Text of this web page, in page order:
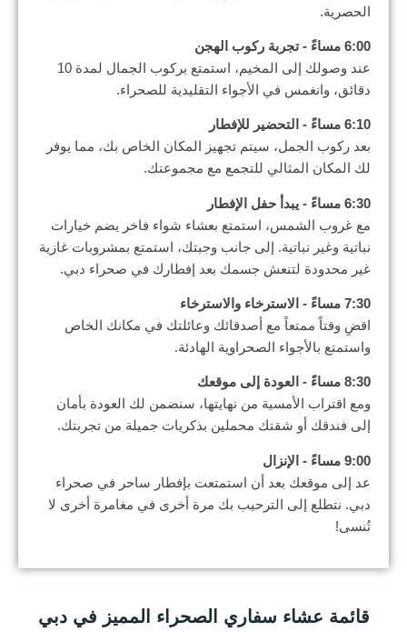
الحصرية.
6:00 مساءً - تجربة ركوب الهجن
عند وصولك إلى المخيم، استمتع بركوب الجمال لمدة 10
دقائق، وانغمس في الأجواء التقليدية للصحراء.
6:10 مساءً - التحضير للإفطار
بعد ركوب الجمل، سيتم تجهيز المكان الخاص بك، مما يوفر
لك المكان المثالي للتجمع مع مجموعتك.
6:30 مساءً - يبدأ حفل الإفطار
مع غروب الشمس، استمتع بعشاء شواء فاخر يضم خيارات
نباتية وغير نباتية. إلى جانب وجبتك، استمتع بمشروبات غازية
غير محدودة لتنعش جسمك بعد إفطارك في صحراء دبي.
7:30 مساءً - الاسترخاء والاسترخاء
اقضِ وقتاً ممتعاً مع أصدقائك وعائلتك في مكانك الخاص
واستمتع بالأجواء الصحراوية الهادئة.
8:30 مساءً - العودة إلى موقعك
ومع اقتراب الأمسية من نهايتها، سنضمن لك العودة بأمان
إلى فندقك أو شقتك محملين بذكريات جميلة من تجربتك.
9:00 مساءً - الإنزال
عد إلى موقعك بعد أن استمتعت بإفطار ساحر في صحراء
دبي. نتطلع إلى الترحيب بك مرة أخرى في مغامرة أخرى لا
تُنسى!
قائمة عشاء سفاري الصحراء المميز في دبي